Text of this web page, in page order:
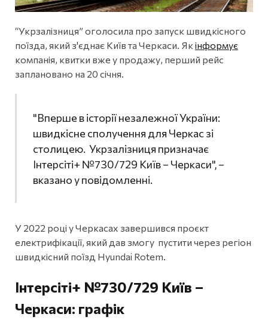
“Укрзалізниця” оголосила про запуск швидкісного
поїзда, який з'єднає Київ та Черкаси. Якінформує
компанія, квитки вже у продажу, перший рейс
заплановано на 20 січня.
"Вперше в історії незалежної України:
швидкісне сполучення для Черкас зі
столицею. Укрзалізниця призначає
Інтерсіті+ №730/729 Київ – Черкаси", –
вказано у повідомленні.
У 2022 році у Черкасах завершився проєкт
електрифікації, який дав змогу пустити через регіон
швидкісний поїзд Hyundai Rotem.
Інтерсіті+ №730/729 Київ –
Черкаси: графік